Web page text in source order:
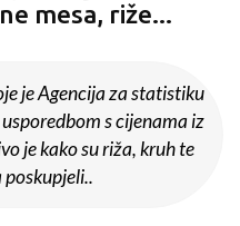
mesa, riže...
je Agencija za statistiku
s cijenama iz
je kako su riža, kruh te
poskupjeli..